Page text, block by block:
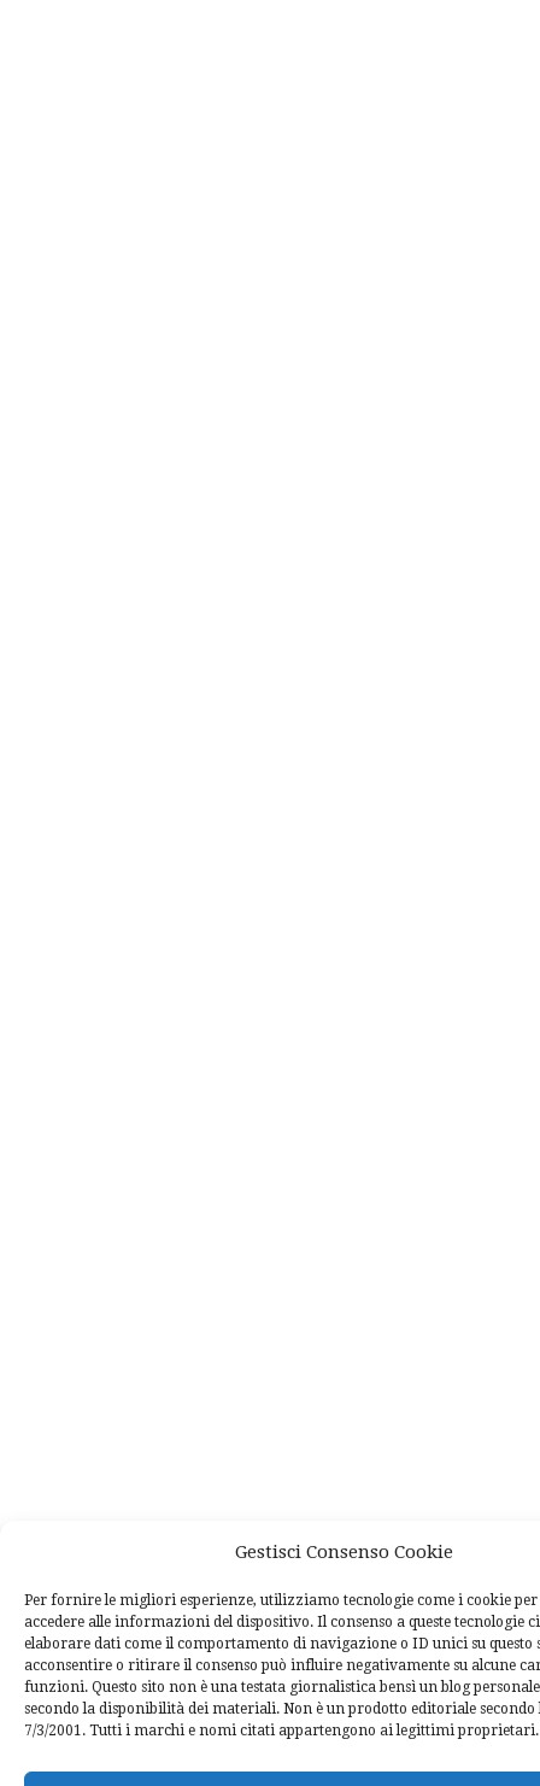
Gestisci Consenso Cookie
Per fornire le migliori esperienze, utilizziamo tecnologie come i cookie
accedere alle informazioni del dispositivo. Il consenso a queste tecnologie
elaborare dati come il comportamento di navigazione o ID unici su questo
acconsentire o ritirare il consenso può influire negativamente su alcune
funzioni. Questo sito non è una testata giornalistica bensì un blog
secondo la disponibilità dei materiali. Non è un prodotto editoriale secondo
7/3/2001. Tutti i marchi e nomi citati appartengono ai legittimi proprietari.